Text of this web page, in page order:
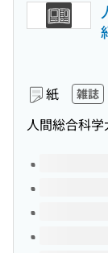
紙 雑誌
人間総合科学
このタイトルの巻号